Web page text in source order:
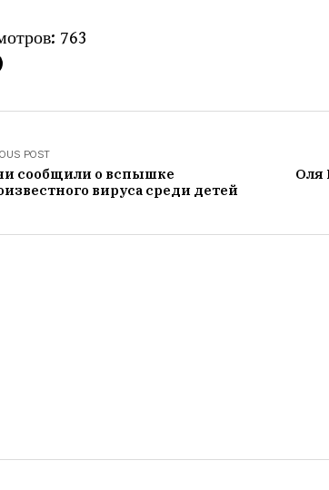
763
POST
сообщили о вспышке
вируса среди детей
Оля